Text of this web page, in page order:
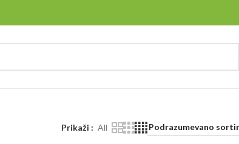
Prikaži All